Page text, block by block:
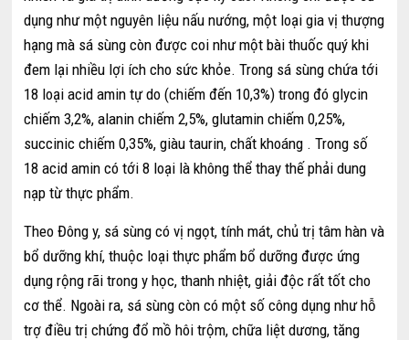
dụng như một nguyên liệu nấu nướng, một loại gia vị thượng
hạng mà sá sùng còn được coi như một bài thuốc quý khi
đem lại nhiều lợi ích cho sức khỏe. Trong sá sùng chứa tới
18 loại acid amin tự do (chiếm đến 10,3%) trong đó glycin
chiếm 3,2%, alanin chiếm 2,5%, glutamin chiếm 0,25%,
succinic chiếm 0,35%, giàu taurin, chất khoáng . Trong số
18 acid amin có tới 8 loại là không thể thay thế phải dung
nạp từ thực phẩm.
Theo Đông y, sá sùng có vị ngọt, tính mát, chủ trị tâm hàn và
bổ dưỡng khí, thuộc loại thực phẩm bổ dưỡng được ứng
dụng rộng rãi trong y học, thanh nhiệt, giải độc rất tốt cho
cơ thể. Ngoài ra, sá sùng còn có một số công dụng như hỗ
trợ điều trị chứng đổ mồ hôi trộm, chữa liệt dương, tăng